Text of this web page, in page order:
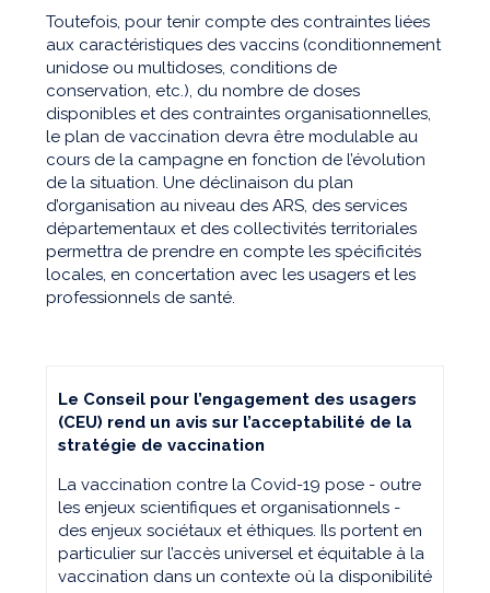
Toutefois, pour tenir compte des contraintes liées
aux caractéristiques des vaccins (conditionnement
unidose ou multidoses, conditions de
conservation, etc.), du nombre de doses
disponibles et des contraintes organisationnelles,
le plan de vaccination devra être modulable au
cours de la campagne en fonction de l’évolution
de la situation. Une déclinaison du plan
d’organisation au niveau des ARS, des services
départementaux et des collectivités territoriales
permettra de prendre en compte les spécificités
locales, en concertation avec les usagers et les
professionnels de santé.
Le Conseil pour l’engagement des usagers
(CEU) rend un avis sur l’acceptabilité de la
stratégie de vaccination
La vaccination contre la Covid-19 pose - outre
les enjeux scientifiques et organisationnels -
des enjeux sociétaux et éthiques. Ils portent en
particulier sur l’accès universel et équitable à la
vaccination dans un contexte où la disponibilité